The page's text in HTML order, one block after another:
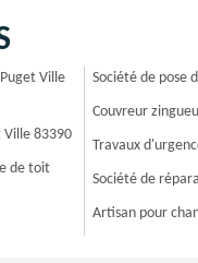
Ville
83390
de toit
Société de pose
Couvreur
Travaux
Société de
Artisan pour